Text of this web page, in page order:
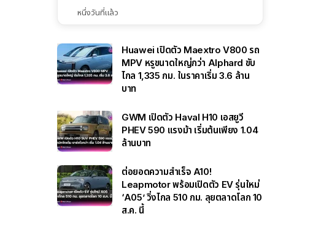
หนึ่งวันที่แล้ว
Huawei เปิดตัว Maextro V800 รถ
MPV หรูขนาดใหญ่กว่า Alphard ขับ
ไกล 1,335 กม. ในราคาเริ่ม 3.6 ล้าน
บาท
GWM เปิดตัว Haval H10 เอสยูวี
PHEV 590 แรงม้า เริ่มต้นเพียง 1.04
ล้านบาท
ต่อยอดความสำเร็จ A10!
Leapmotor พร้อมเปิดตัว EV รุ่นใหม่
‘A05’ วิ่งไกล 510 กม. ลุยตลาดโลก 10
ส.ค. นี้